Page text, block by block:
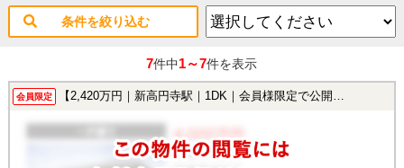
条件を絞り込む
7件中1～7件を表示
会員限定 【2,420万円｜新高円寺駅｜1DK｜会員様限定で公開中！】